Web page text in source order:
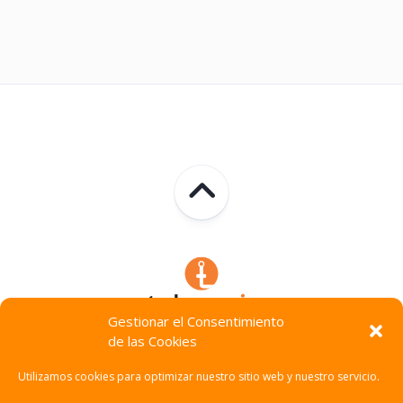
Gestionar el Consentimiento
de las Cookies
Utilizamos cookies para optimizar nuestro sitio web y nuestro servicio.
Technocracia © 2026. Todos Los Derechos Reservados.